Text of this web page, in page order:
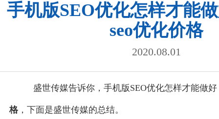
手机版SEO优化怎样才能
seo优化价格
2020.08.01
盛世传媒告诉你，手机版SEO优化怎样才能做
格，下面是盛世传媒的总结。